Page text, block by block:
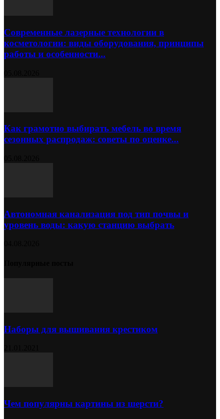
Современные лазерные технологии в
косметологии: виды оборудования, принципы
работы и особенности...
Как грамотно выбирать мебель во время
сезонных распродаж: советы по оценке...
Автономная канализация под тип почвы и
уровень воды: какую станцию выбрать
Наборы для вышивания крестиком
Чем популярны картины из шерсти?